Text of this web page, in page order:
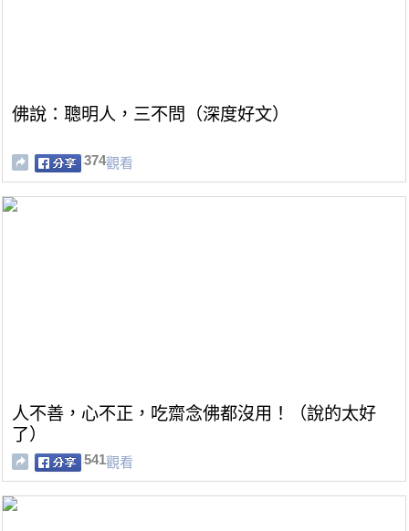
佛說：聰明人，三不問（深度好文）
374觀看
人不善，心不正，吃齋念佛都沒用！（說的太好
了）
541觀看